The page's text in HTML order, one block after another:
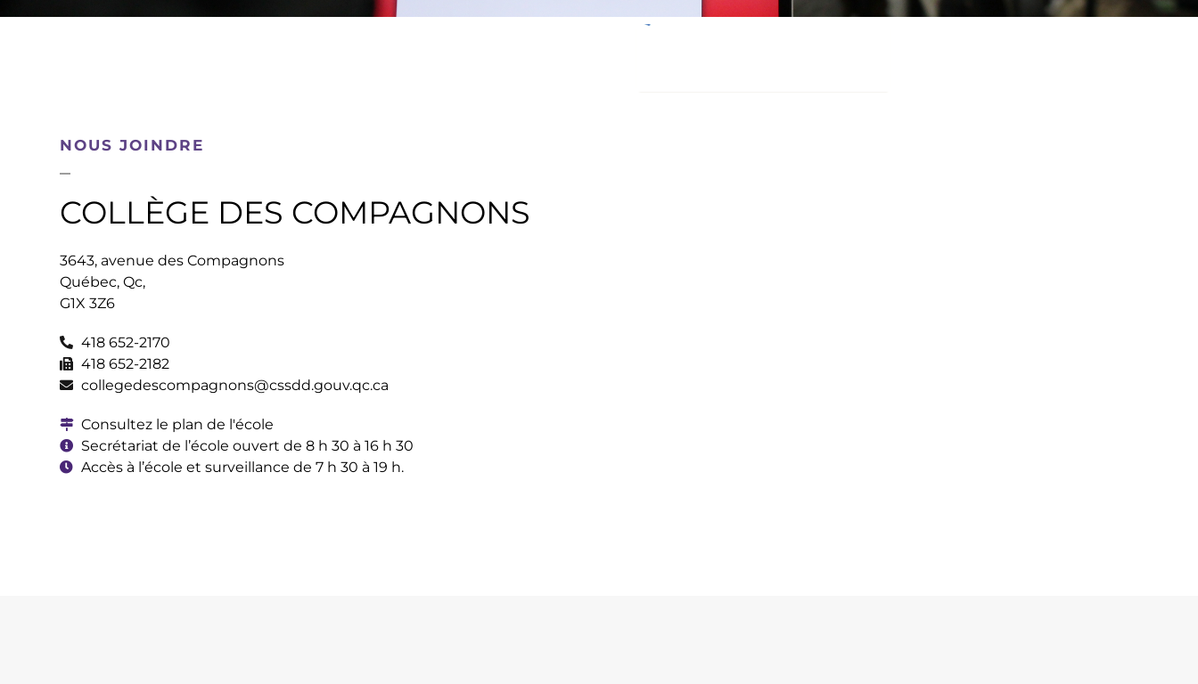
NOUS JOINDRE
COLLÈGE DES COMPAGNONS
3643, avenue des Compagnons
Québec, Qc,
G1X 3Z6
418 652-2170
418 652-2182
collegedescompagnons@cssdd.gouv.qc.ca
Consultez le plan de l'école
Secrétariat de l’école ouvert de 8 h 30 à 16 h 30
Accès à l’école et surveillance de 7 h 30 à 19 h.